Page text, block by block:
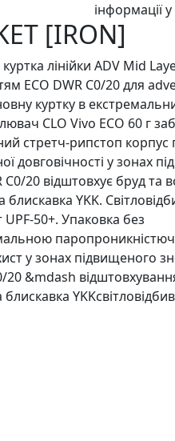
інформації у
[IRON]
лінійки ADV Mid
ECO DWR C0/20 для
куртку в
CLO Vivo ECO 60 г
стретч-рипстоп корпус
довговічності у зонах
20 відштовхує бруд та
YKK.
UPF-50+. Упаковка без
у зонах підвищеного
&mdash